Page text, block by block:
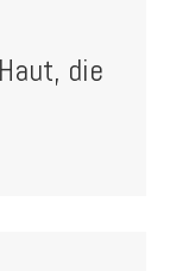
die